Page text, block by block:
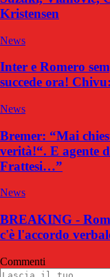
Kristensen
News
Inter e Romero
succede ora!
News
Bremer: “Mai
verità!“. E agente
Frattesi…”
News
BREAKING -
c'è l'accordo
Commenti